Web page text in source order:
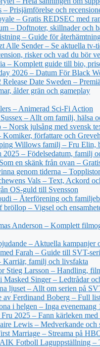
Prisjämförelse och
– Gratis REDSEC med
– Doftnoter, skillnader och
– Guide för
Alle Sender – Se aktuella tv-
risker och vad du bör
– Komplett guide till bio,
2026 – Datum För Black
Release Date Sweden –
ålder grän och gameplay
– Animerad Sci-Fi Action
– Allt om familj, hälsa
Norsk julsång med svensk
författare och
Willows familj – Fru Elin,
– Födelsedatum, familj
en skänk från ovan –
genom tiderna –
Vals – Text, Ackord
OS-guld till Svensson
– Återförening och
– Vigsel och
Anderson – Komplett
– Aktuella kampanjer
Farah – Guide till SVT-
familj och livsfakta
Stieg Larsson – Handling,
Singer – Ledtrådar
ljuset – Allt om serien på
av Ferdinand Boberg – Full
i helgen – Inga
2025 – Fann kärleken
Lewis – Medverkande och
Marriage – Streama på
Fotboll Laguppställning –